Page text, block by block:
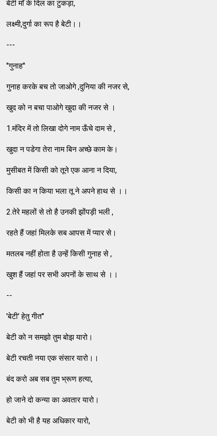
बेटी माँ के दिल का टुकड़ा,
लक्ष्मी,दुर्गा का रूप है बेटी।।
---
''गुनाह''
गुनाह करके बच तो जाओगे ,दुनिया की नजर से,
खुद को न बचा पाओगे खुदा की नजर से ।
1.मंदिर में तो लिखा दोगे नाम ऊँचे दाम से ,
खुदा न पडेगा तेरा नाम बिन अच्छे काम के।
मुसीबत में किसी को तूने एक आना न दिया,
किसी का न किया भला तू ने अपने हाथ से ।।
2.तेरे महलों से तो है उनकी झोंपड़ी भली ,
रहते हैं जहां मिलके सब आपस में प्यार से।
मतलब नहीं होता है उन्हें किसी गुनाह से ,
खुश हैं जहां पर सभी अपनों के साथ से ।।
--
'बेटी' हेतु गीत''
बेटी को न समझो तुम बोझ यारो।
बेटी रचती नया एक संसार यारो।।
बंद करो अब सब तुम भ्रूण हत्या,
हो जाने दो कन्या का अवतार यारो।
बेटी को भी है यह अधिकार यारो,